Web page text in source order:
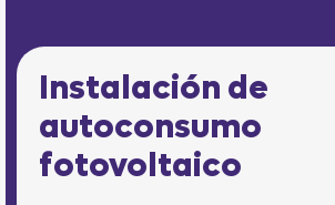
Instalación de
autoconsumo
fotovoltaico